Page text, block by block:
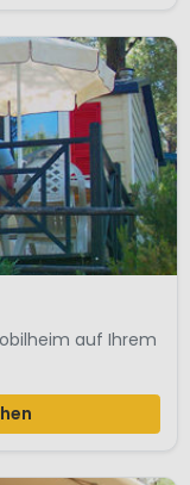
auf Ihrem